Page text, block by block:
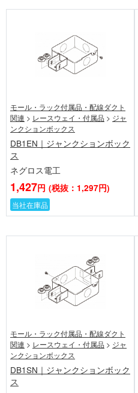
モール・ラック付属品・配線ダクト
関連 > レースウェイ・付属品 > ジャ
ンクションボックス
DB1EN｜ジャンクションボック
ス
ネグロス電工
1,427円 (税抜：1,297円)
当社在庫品
モール・ラック付属品・配線ダクト
関連 > レースウェイ・付属品 > ジャ
ンクションボックス
DB1SN｜ジャンクションボック
ス